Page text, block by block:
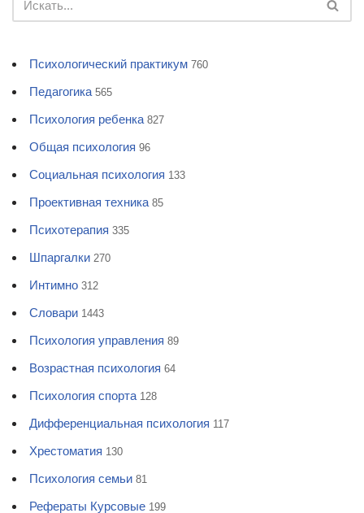
Психологический практикум 760
Педагогика 565
Психология ребенка 827
Общая психология 96
Социальная психология 133
Проективная техника 85
Психотерапия 335
Шпаргалки 270
Интимно 312
Словари 1443
Психология управления 89
Возрастная психология 64
Психология спорта 128
Дифференциальная психология 117
Хрестоматия 130
Психология семьи 81
Рефераты Курсовые 199